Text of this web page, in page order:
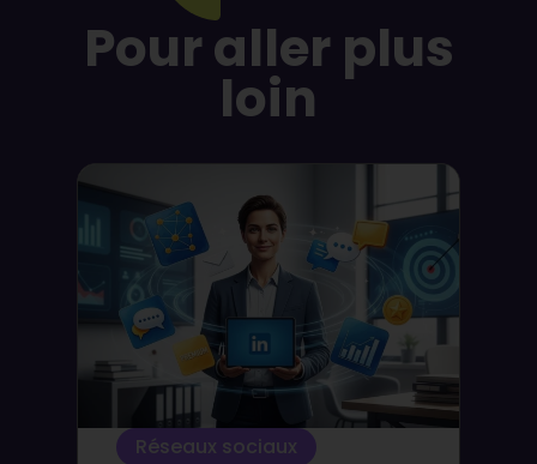
Pour aller plus
loin
Réseaux sociaux